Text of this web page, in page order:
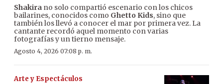
Shakira no solo compartió escenario con los chicos
bailarines, conocidos como Ghetto Kids, sino que
también los llevó a conocer el mar por primera vez. La
cantante recordó aquel momento con varias
fotografías y un tierno mensaje.
Agosto 4, 2026 07:08 p. m.
Arte y Espectáculos